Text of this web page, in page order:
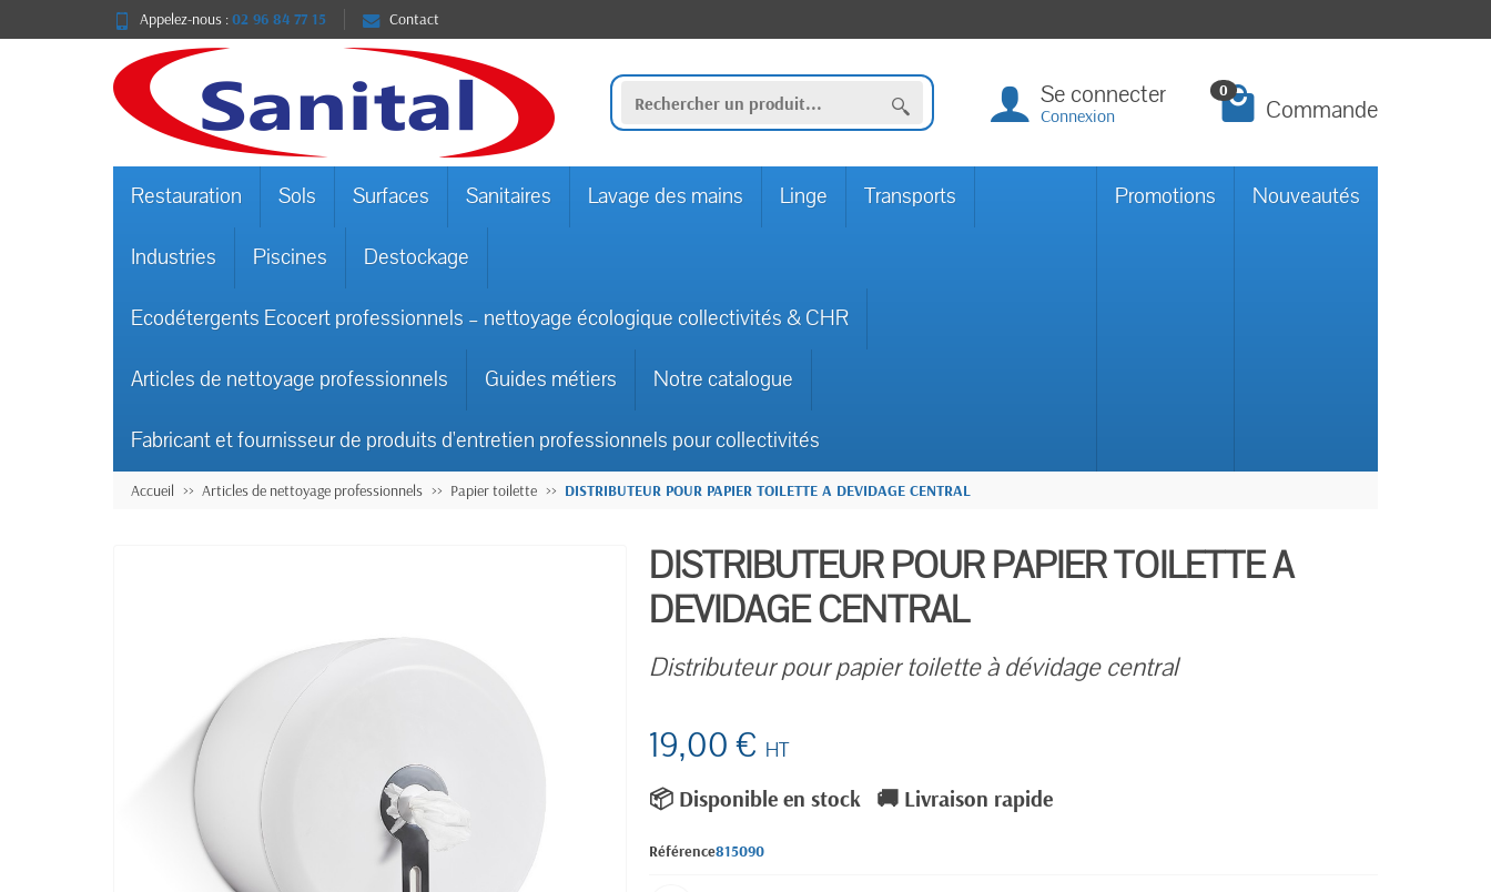
Appelez-nous :02 96 84 77 15 Contact
Se connecter
Connexion
0
Commande
Restauration Sols Surfaces Sanitaires Lavage des mains Linge Transports
Industries Piscines Destockage
Ecodétergents Ecocert professionnels – nettoyage écologique collectivités & CHR
Articles de nettoyage professionnels Guides métiers Notre catalogue
Fabricant et fournisseur de produits d'entretien professionnels pour collectivités
Promotions Nouveautés
Accueil Articles de nettoyage professionnels Papier toilette DISTRIBUTEUR POUR PAPIER TOILETTE A DEVIDAGE CENTRAL
DISTRIBUTEUR POUR PAPIER TOILETTE A
DEVIDAGE CENTRAL
Distributeur pour papier toilette à dévidage central
19,00 € HT
📦 Disponible en stock 🚚 Livraison rapide
Référence815090